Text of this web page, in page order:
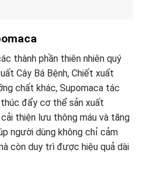
thành phần thiên nhiên quý
Cây Bá Bệnh, Chiết xuất
chất khác, Supomaca tác
đẩy cơ thể sản xuất
thiện lưu thông máu và tăng
người dùng không chỉ cảm
còn duy trì được hiệu quả dài